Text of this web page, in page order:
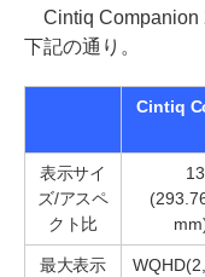
Cintiq Companion
下記の通り。
Cintiq
表示サイ
ズ/アスペ
クト比
最大表示